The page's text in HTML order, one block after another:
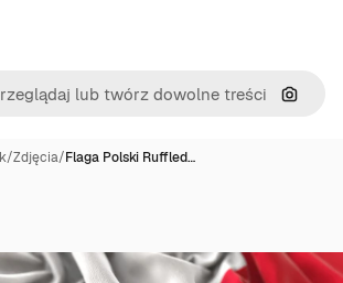
Szukaj
/Zdjęcia/Flaga Polski Ruffled…